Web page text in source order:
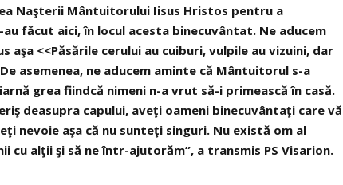
Naşterii Mântuitorului Iisus Hristos pentru a
făcut aici, în locul acesta binecuvântat. Ne aducem
<<Păsările cerului au cuiburi, vulpile au vizuini, dar
asemenea, ne aducem aminte că Mântuitorul s-a
grea fiindcă nimeni n-a vrut să-i primească în casă.
deasupra capului, aveţi oameni binecuvântaţi care vă
nevoie aşa că nu sunteţi singuri. Nu există om al
alţii şi să ne într-ajutorăm”, a transmis PS Visarion.